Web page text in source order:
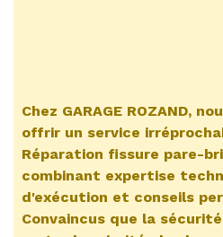
Chez GARAGE ROZAND,
offrir un service
Réparation fissure pare-
combinant expertise
d'exécution et conseils
Convaincus que la